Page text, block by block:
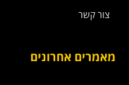
צור קשר
מאמרים אחרונים